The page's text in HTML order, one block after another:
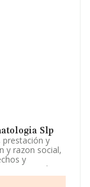
Slp
prestación y
y razon social,
y
como titular
La